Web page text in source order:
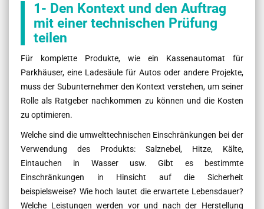
1- Den Kontext und den Auftrag
mit einer technischen Prüfung
teilen
Für komplette Produkte, wie ein Kassenautomat für
Parkhäuser, eine Ladesäule für Autos oder andere Projekte,
muss der Subunternehmer den Kontext verstehen, um seiner
Rolle als Ratgeber nachkommen zu können und die Kosten
zu optimieren.
Welche sind die umwelttechnischen Einschränkungen bei der
Verwendung des Produkts: Salznebel, Hitze, Kälte,
Eintauchen in Wasser usw. Gibt es bestimmte
Einschränkungen in Hinsicht auf die Sicherheit
beispielsweise? Wie hoch lautet die erwartete Lebensdauer?
Welche Leistungen werden vor und nach der Herstellung